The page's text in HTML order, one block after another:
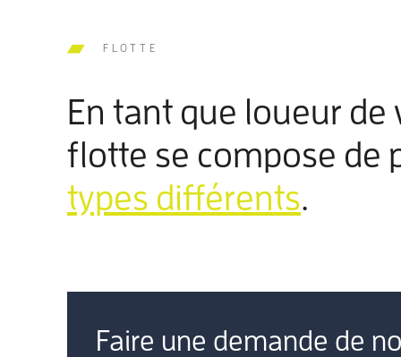
FLOTTE
En tant que loueur
flotte se compose de
types différents.
Faire une demande de